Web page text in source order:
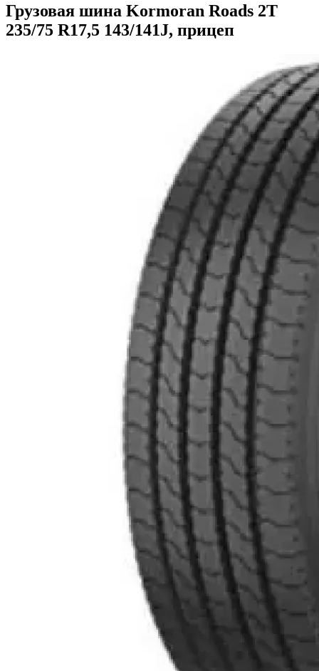
Грузовая шина Kormoran Roads 2T
235/75 R17,5 143/141J, прицеп